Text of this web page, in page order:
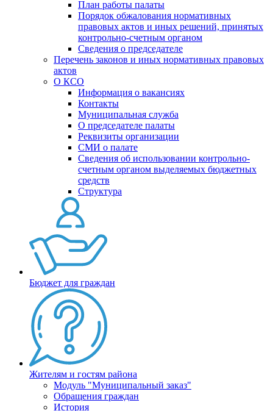
План работы палаты
Порядок обжалования нормативных
правовых актов и иных решений, принятых
контрольно-счетным органом
Сведения о председателе
Перечень законов и иных нормативных правовых
актов
О КСО
Информация о вакансиях
Контакты
Муниципальная служба
О председателе палаты
Реквизиты организации
СМИ о палате
Сведения об использовании контрольно-
счетным органом выделяемых бюджетных
средств
Структура
Бюджет для граждан
Жителям и гостям района
Модуль "Муниципальный заказ"
Обращения граждан
История